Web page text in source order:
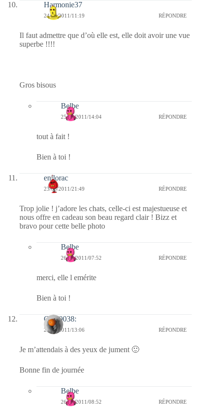
Harmonie37
24/03/2011/11:19 RÉPONDRE
Il faut admettre que d’où elle est, elle doit avoir une vue
superbe !!!!
Gros bisous
Belbe
25/03/2011/14:04 RÉPONDRE
tout à fait !
Bien à toi !
enilorac
23/03/2011/21:49 RÉPONDRE
Trop jolie ! j’adore les chats, celle-ci est majestueuse et
nous offre en cadeau son beau regard clair ! Bizz et
bravo pour cette belle photo
Belbe
26/03/2011/07:52 RÉPONDRE
merci, elle l emérite
Bien à toi !
Clo :0038:
22/03/2011/13:06 RÉPONDRE
Je m’attendais à des yeux de jument 🙂
Bonne fin de journée
Belbe
26/03/2011/08:52 RÉPONDRE